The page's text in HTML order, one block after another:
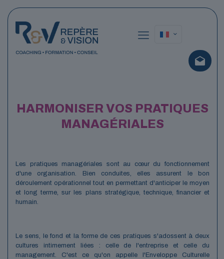
HARMONISER VOS PRATIQUES
MANAGÉRIALES
Les pratiques managériales sont au cœur du fonctionnement
d'une organisation. Bien conduites, elles assurent le bon
déroulement opérationnel tout en permettant d'anticiper le moyen
et long terme, sur les plans stratégique, technique, financier et
humain.
Le sens, le fond et la forme de ces pratiques s'adossent à deux
cultures intimement liées : celle de l'entreprise et celle du
management. C'est ce qu'on appelle l'Enveloppe Culturelle